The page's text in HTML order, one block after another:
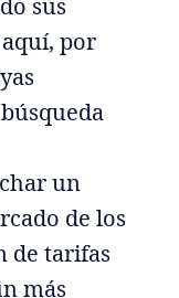
por
un
de los
de tarifas
más